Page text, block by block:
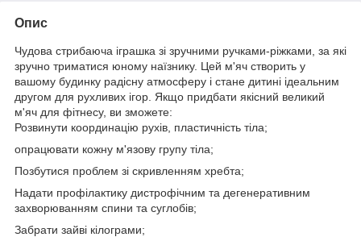
Опис
Чудова стрибаюча іграшка зі зручними ручками-ріжками, за які
зручно триматися юному наїзнику. Цей м'яч створить у
вашому будинку радісну атмосферу і стане дитині ідеальним
другом для рухливих ігор. Якщо придбати якісний великий
м'яч для фітнесу, ви зможете:
Розвинути координацію рухів, пластичність тіла;
опрацювати кожну м'язову групу тіла;
Позбутися проблем зі скривленням хребта;
Надати профілактику дистрофічним та дегенеративним
захворюванням спини та суглобів;
Забрати зайві кілограми;